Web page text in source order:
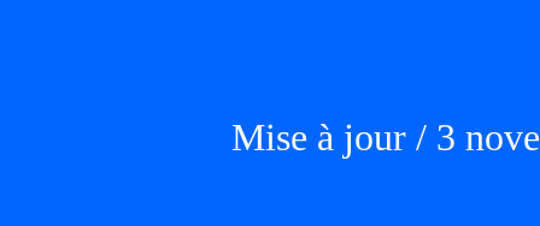
Mise à jour / 3